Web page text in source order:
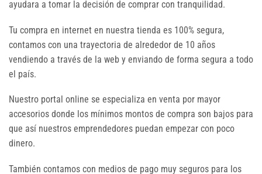
ayudara a tomar la decisión de comprar con tranquilidad.
Tu compra en internet en nuestra tienda es 100% segura,
contamos con una trayectoria de alrededor de 10 años
vendiendo a través de la web y enviando de forma segura a todo
el país.
Nuestro portal online se especializa en venta por mayor
accesorios donde los mínimos montos de compra son bajos para
que así nuestros emprendedores puedan empezar con poco
dinero.
También contamos con medios de pago muy seguros para los